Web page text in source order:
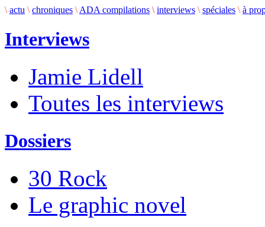
\ actu \ chroniques \ ADA compilations \ interviews \ spéciales \ à
Interviews
Jamie Lidell
Toutes les interviews
Dossiers
30 Rock
Le graphic novel